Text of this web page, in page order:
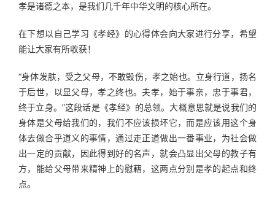
孝是诸德之本，是我们几千年中华文明的核心所在。
在下想以自己学习《孝经》的心得体会向大家进行分享，希望
能让大家有所收获！
“身体发肤，受之父母，不敢毁伤，孝之始也。立身行道，扬名
于后世，以显父母，孝之终也。夫孝，始于事亲，忠于事君，
终于立身。”这段话是《孝经》的总领。大概意思就是说我们的
身体是父母给我们的，我们不应该损坏它，而是应该用这个身
体去做合乎道义的事情，通过走正道做出一番事业，为社会做
出一定的贡献，因此得到好的名声，就会凸显出父母的教子有
方，能给父母带来精神上的慰藉，这两点分别是孝的起点和终
点。